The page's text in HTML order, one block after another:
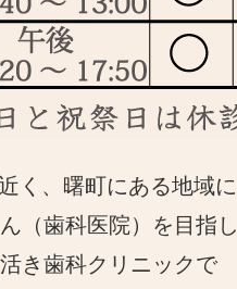
く、曙町にある地域に
（歯科医院）を目指し
き歯科クリニックで